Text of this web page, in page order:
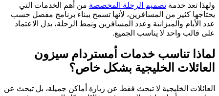
ولهذا تعد خدمة تصميم الرحلة المخصصة من أهم الخدمات التي
يحتاجها كثير من المسافرين، لأنها تسمح ببناء برنامج مفصل حسب
عدد الأيام والميزانية وعدد المسافرين ونمط الرحلة، بدل الاعتماد
على قالب واحد لا يناسب الجميع.
لماذا تناسب خدمات أمستردام سيزون
العائلات الخليجية بشكل خاص؟
العائلات الخليجية لا تبحث فقط عن زيارة أماكن جميلة، بل تبحث عن